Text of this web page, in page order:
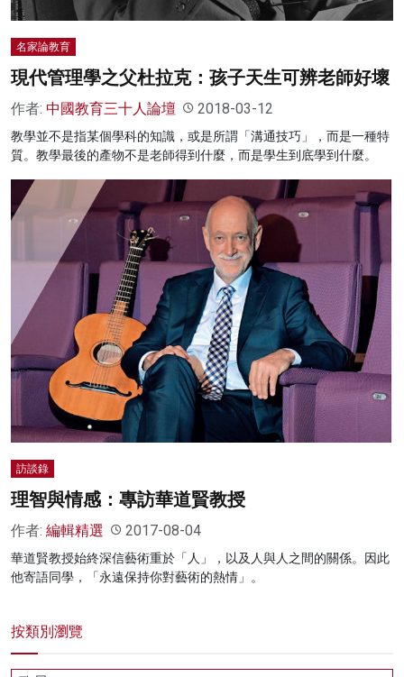
名家論教育
現代管理學之父杜拉克：孩子天生可辨老師好壞
作者: 中國教育三十人論壇 2018-03-12
教學並不是指某個學科的知識，或是所謂「溝通技巧」，而是一種特
質。教學最後的產物不是老師得到什麼，而是學生到底學到什麼。
訪談錄
理智與情感：專訪華道賢教授
作者: 編輯精選 2017-08-04
華道賢教授始終深信藝術重於「人」，以及人與人之間的關係。因此
他寄語同學，「永遠保持你對藝術的熱情」。
按類別瀏覽